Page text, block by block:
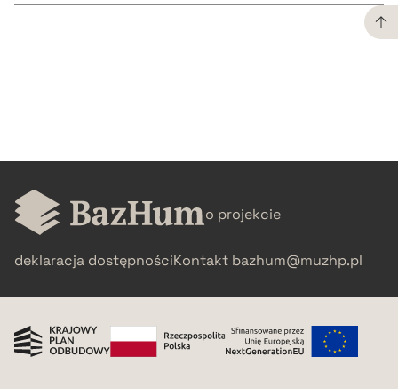
pobierz cytat o projekcie
deklaracja dostępnościKontakt bazhum@muzhp.pl